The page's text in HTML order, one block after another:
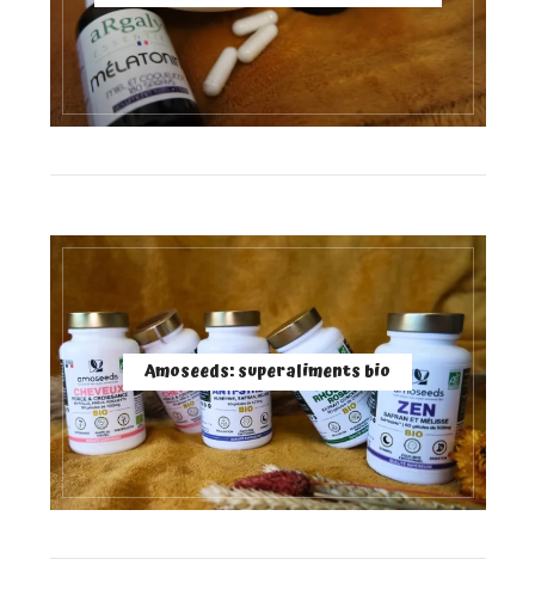
Amoseeds: superaliments bio